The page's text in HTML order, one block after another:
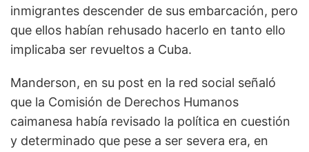
inmigrantes descender de sus embarcación, pero
que ellos habían rehusado hacerlo en tanto ello
implicaba ser revueltos a Cuba.
Manderson, en su post en la red social señaló
que la Comisión de Derechos Humanos
caimanesa había revisado la política en cuestión
y determinado que pese a ser severa era, en